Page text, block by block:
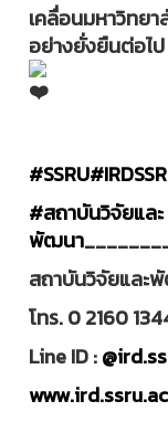
เคลื่อนมหาวิทย
อย่างยั่งยืนต่อไป
#SSRU
#สถาบันวิจัยและ
พัฒนา
สถาบันวิจัยและ
โทร. 0 2160
Line ID :